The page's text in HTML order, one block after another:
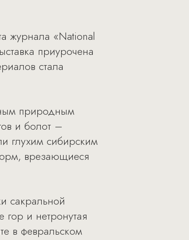
журнала «National
приурочена
стала
природным
и болот –
глухим сибирским
врезающиеся
сакральной
и нетронутая
в февральском